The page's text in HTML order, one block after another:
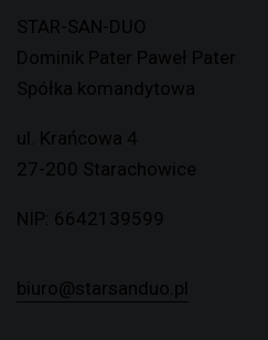
STAR-SAN-DUO
Dominik Pater Paweł Pater
Spółka komandytowa
ul. Krańcowa 4
27-200 Starachowice
NIP: 6642139599
biuro@starsanduo.pl